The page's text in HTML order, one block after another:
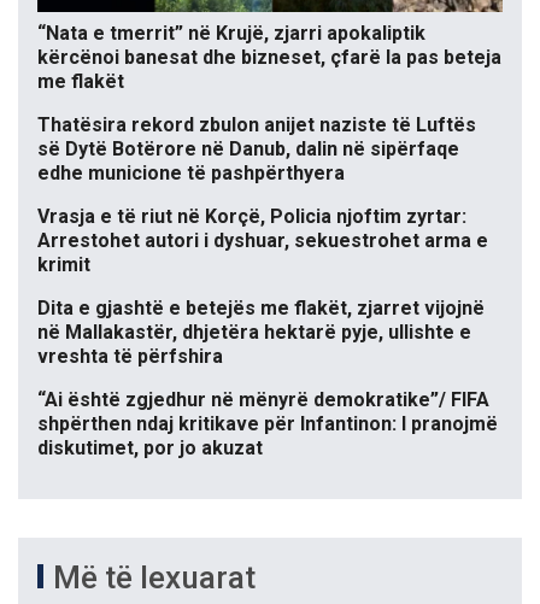
“Nata e tmerrit” në Krujë, zjarri apokaliptik
kërcënoi banesat dhe bizneset, çfarë la pas beteja
me flakët
Thatësira rekord zbulon anijet naziste të Luftës
së Dytë Botërore në Danub, dalin në sipërfaqe
edhe municione të pashpërthyera
Vrasja e të riut në Korçë, Policia njoftim zyrtar:
Arrestohet autori i dyshuar, sekuestrohet arma e
krimit
Dita e gjashtë e betejës me flakët, zjarret vijojnë
në Mallakastër, dhjetëra hektarë pyje, ullishte e
vreshta të përfshira
“Ai është zgjedhur në mënyrë demokratike”/ FIFA
shpërthen ndaj kritikave për Infantinon: I pranojmë
diskutimet, por jo akuzat
Më të lexuarat